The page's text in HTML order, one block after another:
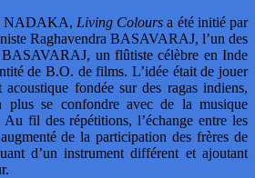
NADAKA, Living Colours a été initié par
Raghavendra BASAVARAJ, l’un des
un flûtiste célèbre en Inde
de B.O. de films. L’idée était de jouer
acoustique fondée sur des ragas indiens,
plus se confondre avec de la musique
fil des répétitions, l’échange entre les
de la participation des frères de
d’un instrument différent et ajoutant